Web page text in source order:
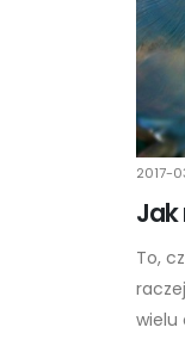
2017-
Jak
To,
wielu